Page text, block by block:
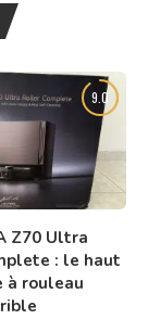
9.0
Z70 Ultra
: le haut
à rouleau